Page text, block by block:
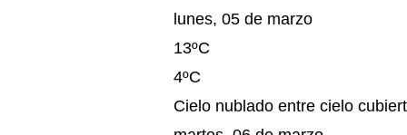
lunes, 05 de marzo
13ºC
4ºC
Cielo nublado entre cielo